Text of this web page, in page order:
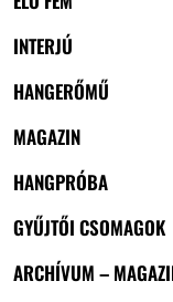
INTERJÚ
HANGERŐMŰ
MAGAZIN
HANGPRÓBA
GYŰJTŐI CSOMAGOK
ARCHÍVUM –